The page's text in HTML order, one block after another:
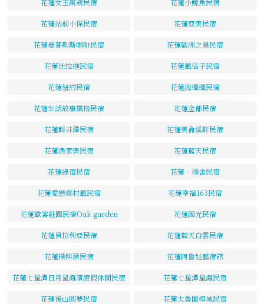
花蓮站前小保民宿 花蓮亞美民宿
花蓮曼普勒斯咖啡民宿 花蓮歐洲之星民宿
花蓮比拉迦民宿 花蓮風信子民宿
花蓮紐約民宿 花蓮海邊邊民宿
花蓮生活故事風格民宿 花蓮金都民宿
花蓮輕井澤民宿 花蓮美侖溪畔民宿
花蓮漁家樂民宿 花蓮藍天民宿
花蓮綠宿民宿 花蓮‧璞舍民宿
花蓮愛戀鄉村風民宿 花蓮幸福163民宿
花蓮歐客莊園民宿Oak garden 花蓮國光民宿
花蓮貝拉利亞民宿 花蓮藍天白雲民宿
花蓮樸耕居民宿 花蓮阿魯娃藝宿館
花蓮七星潭日月星海濱渡假休閒民宿 花蓮七星潭星海民宿
花蓮後山圓夢民宿 花蓮太魯閣樺城民宿